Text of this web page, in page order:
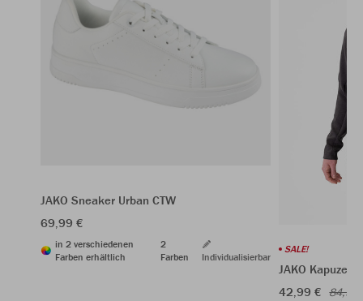
JAKO Sneaker Urban CTW
69,99 €
in 2 verschiedenen
Farben erhältlich
2
Farben
Individualisierbar
SALE!
JAKO
42,99 € 84,99